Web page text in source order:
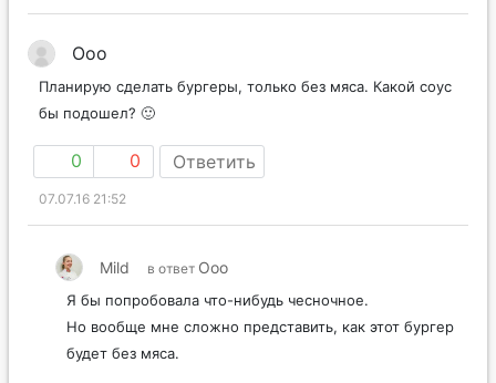
Ooo
Планирую сделать бургеры, только без мяса. Какой соус
бы подошел? 🙂
0 0 Ответить
07.07.16 21:52
Mild в ответ Ooo
Я бы попробовала что-нибудь чесночное.
Но вообще мне сложно представить, как этот бургер
будет без мяса.